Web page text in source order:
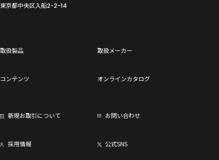
東京都中央区入船2-2-14
取扱製品 取扱メーカー
コンテンツ オンラインカタログ
新規お取引について お問い合わせ
採用情報 公式SNS